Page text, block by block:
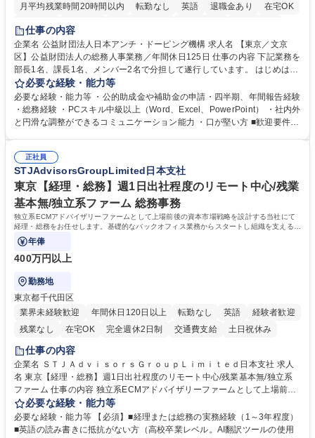
月平均残業時間20時間以内
転勤なし 英語 退職金あり
在宅OK
賞与あり
育休あり
食事補助あり
仕事の内容
企業名 公益財団法人日本アンチ・ドーピング機構 求人名 【東京／文京
区】公益財団法人の総務人事業務／年間休日125日 仕事の内容 下記業務を
部長1名、課長1名、メンバー2名で分担して遂行しています。 はじめは担
当者として業務を覚えていただき、ゆくゆくはリーダーやマネージャーポ
ジションとして活躍いただくことを期待しています。 【総務・人事グルー
プの業務内容】 ・人事制度関連 ・採用活動 ・教育研修の企画、実行 ・勤
怠管理 ・官公庁への各種提出 ・法定の会議運営（評議員会、理事会） ・
管理 ・福利厚生関連 ・職員からの問合せ、相談対応 ・その他日常の総務
業務全般 募集職種 【東京／文京区】公益財団法人の総務人事業務／年間
休日125日
必要な経験・能力等
必要な経験・能力等 ・公的助成金や補助金の申請・四半期、年間報告経験
・総務経験 ・PCスキル中級以上（Word、Excel、PowerPoint） ・社内外
と円滑な調整ができるコミュニケーション能力 ・口が堅い方 ■歓迎要件
正社員
STJAdvisorsGroupLimited日本支社
東京【経理・総務】週1日出社程度のリモート中心/残業
基本無/独立系ファーム 総務事務
独立系ECMアドバイザリーファームとして上場前後の資本市場戦略を設計する当社にて
経理・総務をお任せします。基礎的なバックオフィス業務からスタートし組織を支える専
任担当として広く活躍できる環境です。
年俸
400万円以上
勤務地
東京都千代田区
業界未経験歓迎
年間休日120日以上 転勤なし 英語
経験者歓迎
残業なし
在宅OK 完全週休2日制 交通費支給 土日祝休み
仕事の内容
企業名 ＳＴＪＡｄｖｉｓｏｒｓＧｒｏｕｐＬｉｍｉｔｅｄ日本支社 求人
名 東京【経理・総務】週1日出社程度のリモート中心/残業基本無/独立系
ファーム 仕事の内容 独立系ECMアドバイザリーファームとして上場前後
の資本市場戦略を設計する当社にて経理・総務をお任せします。基礎的な
バックオフィス業務からスタートし組織を支える専任担当として広く活躍
できる環境です。 ■日常経理、月次および年次決算サポート業務 ■本国
必要な経験・能力等
必要な経験・能力等 【必須】■経理または総務の実務経験（1～3年程度）
■英語の読み書きに抵抗がない方（高校卒業レベル。AI翻訳ツールの使用